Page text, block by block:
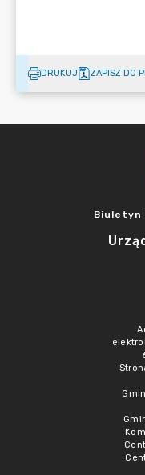
DRUKUJ ZAPISZ DO
Biuletyn